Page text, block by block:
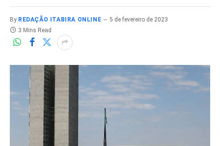
By REDAÇÃO ITABIRA ONLINE
5 de fevereiro de 2023
3 Mins Read